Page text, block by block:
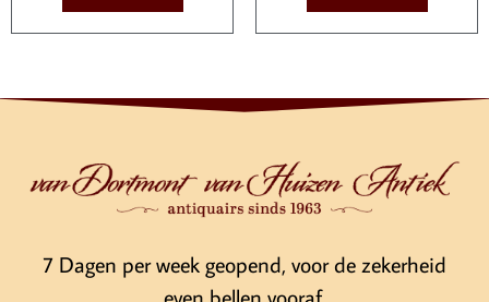
7 Dagen per week geopend, voor de zekerheid